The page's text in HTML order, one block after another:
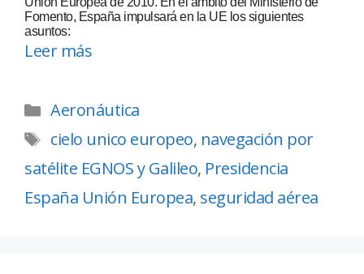
Fomento, España impulsará en la UE los siguientes
asuntos:
Leer más
Aeronáutica
cielo unico europeo, navegación por
satélite EGNOS y Galileo, Presidencia
España Unión Europea, seguridad aérea